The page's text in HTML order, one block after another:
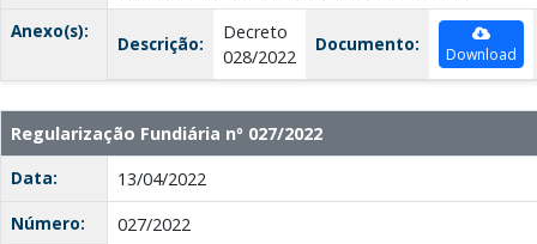
Anexo(s):
Descrição:
Decreto
028/2022
Documento: Download
Regularização Fundiária nº 027/2022
Data:
13/04/2022
Número:
027/2022